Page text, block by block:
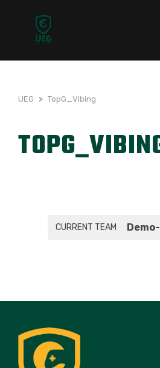
UEG > TopG_Vibing
CURRENT TEAM